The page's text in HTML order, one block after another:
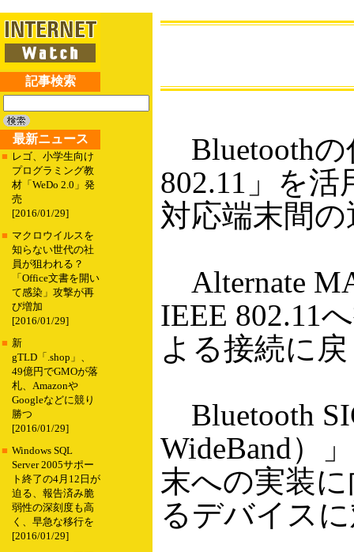
記事検索
最新ニュース
■ レゴ、小学生向け
プログラミング教
材「WeDo 2.0」発
売
[2016/01/29]
■ マクロウイルスを
知らない世代の社
員が狙われる？
「Office文書を開い
て感染」攻撃が再
び増加
[2016/01/29]
■ 新
gTLD「.shop」、
49億円でGMOが落
札、Amazonや
Googleなどに競り
勝つ
[2016/01/29]
■ Windows SQL
Server 2005サポー
ト終了の4月12日が
迫る、報告済み脆
弱性の深刻度も高
く、早急な移行を
[2016/01/29]
Bluetoothの
802.11」を
対応端末間
Alternate
IEEE 802.11
よる接続に
Bluetooth
WideBand）
末への実装
るデバイス